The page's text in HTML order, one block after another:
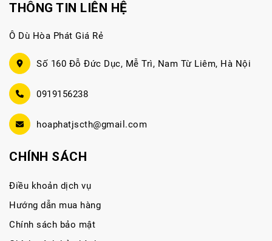
THÔNG TIN LIÊN HỆ
Ô Dù Hòa Phát Giá Rẻ
Số 160 Đỗ Đức Dục, Mễ Trì, Nam Từ Liêm, Hà Nội
0919156238
hoaphatjscth@gmail.com
CHÍNH SÁCH
Điều khoản dịch vụ
Hướng dẫn mua hàng
Chính sách bảo mật